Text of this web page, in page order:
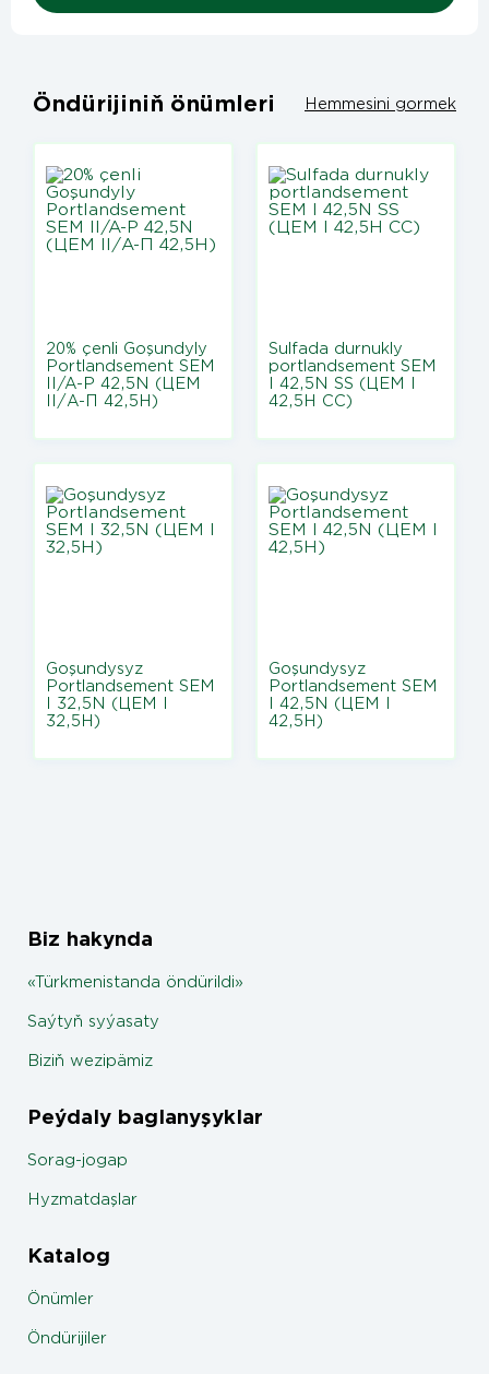
Öndürijiniň önümleri Hemmesini gormek
20% çenli Goşundyly
Portlandsement SEM
II/A-P 42,5N (ЦЕМ
II/А-П 42,5Н)
Sulfada durnukly
portlandsement SEM
I 42,5N SS (ЦЕМ I
42,5Н СС)
Goşundysyz
Portlandsement SEM
I 32,5N (ЦЕМ I
32,5Н)
Goşundysyz
Portlandsement SEM
I 42,5N (ЦЕМ I
42,5Н)
Biz hakynda
«Türkmenistanda öndürildi»
Saýtyň syýasaty
Biziň wezipämiz
Peýdaly baglanyşyklar
Sorag-jogap
Hyzmatdaşlar
Katalog
Önümler
Öndürijiler